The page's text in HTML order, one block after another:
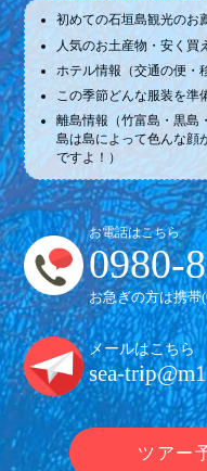
初めての石垣島観光のお
人気のお土産物・安く買
ホテル情報（交通の便・
この季節どんな服装を準
離島情報（竹富島・黒島
島は島によって色んな顔
ですよ！）
お電話はこちら
0980-
お急ぎの方は携帯(
メールはこちら
sea-
ツアー